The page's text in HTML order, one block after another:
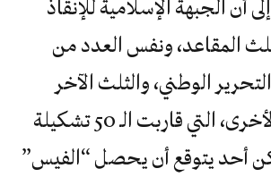
أن الجبهة الإسلامية للإنقاذ
المقاعد، ونفس العدد من
الوطني، والثلث الآخر
لبقية الأحزاب الأخرى، التي قاربت الـ 50 تشكيلة